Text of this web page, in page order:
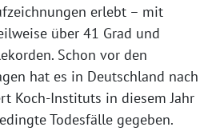
erlebt – mit
über 41 Grad und
Schon vor den
hat es in Deutschland nach
Koch-Instituts in diesem Jahr
Todesfälle gegeben.